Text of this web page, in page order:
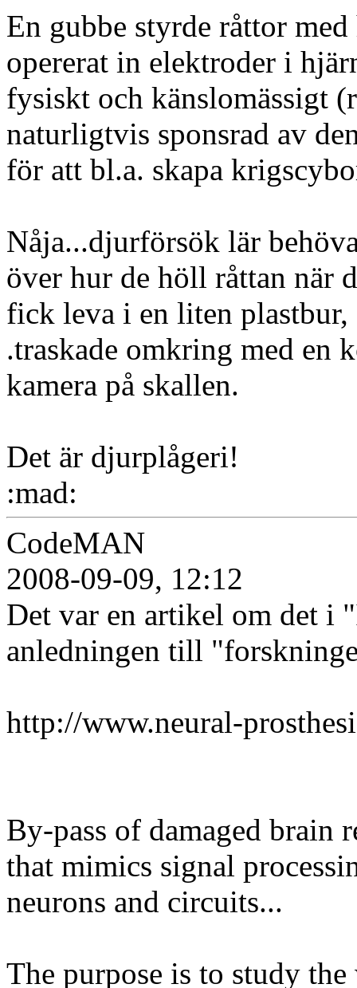
En gubbe styrde råttor
opererat in elektroder i
fysiskt och känslomässigt
naturligtvis sponsrad av
för att bl.a. skapa
Nåja...djurförsök lär
över hur de höll råttan när
fick leva i en liten plastbur,
.traskade omkring med en
kamera på skallen.
Det är djurplågeri!
:mad:
CodeMAN
2008-09-09, 12:12
Det var en artikel om det i
anledningen till
http://www.neural-
By-pass of damaged brain
that mimics signal
neurons and circuits...
The purpose is to study